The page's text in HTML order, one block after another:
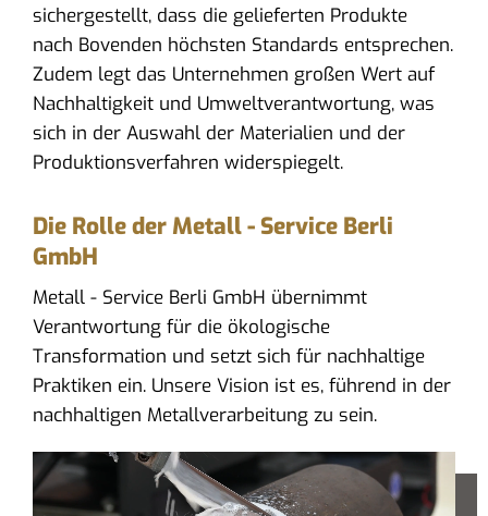
sichergestellt, dass die gelieferten Produkte
nach Bovenden höchsten Standards entsprechen.
Zudem legt das Unternehmen großen Wert auf
Nachhaltigkeit und Umweltverantwortung, was
sich in der Auswahl der Materialien und der
Produktionsverfahren widerspiegelt.
Die Rolle der Metall - Service Berli
GmbH
Metall - Service Berli GmbH übernimmt
Verantwortung für die ökologische
Transformation und setzt sich für nachhaltige
Praktiken ein. Unsere Vision ist es, führend in der
nachhaltigen Metallverarbeitung zu sein.